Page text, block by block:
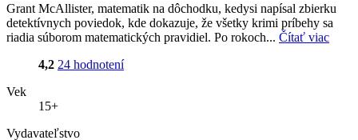
Grant McAllister, matematik na dôchodku, kedysi napísal zbierku
detektívnych poviedok, kde dokazuje, že všetky krimi príbehy sa
riadia súborom matematických pravidiel. Po rokoch... Čítať viac
4,2 24 hodnotení
Vek
15+
Vydavateľstvo